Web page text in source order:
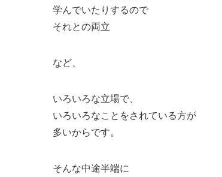
学んでいたりするので
それとの両立
など、
いろいろな立場で、
いろいろなことをされている方が
多いからです。
そんな中途半端に